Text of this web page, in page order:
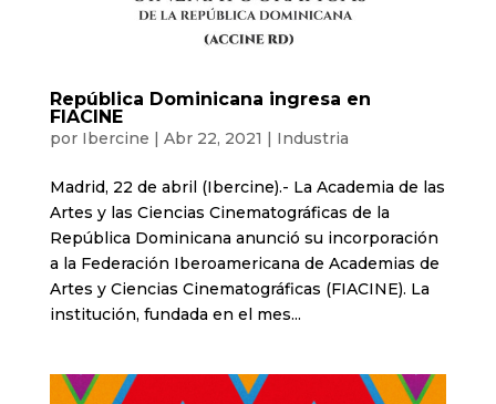
República Dominicana ingresa en
FIACINE
por Ibercine | Abr 22, 2021 | Industria
Madrid, 22 de abril (Ibercine).- La Academia de las
Artes y las Ciencias Cinematográficas de la
República Dominicana anunció su incorporación
a la Federación Iberoamericana de Academias de
Artes y Ciencias Cinematográficas (FIACINE). La
institución, fundada en el mes...